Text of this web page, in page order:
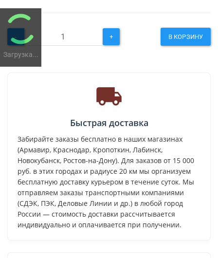
Загрузка...
- + В КОРЗИНУ
Быстрая доставка
Забирайте заказы бесплатно в наших магазинах
(Армавир, Краснодар, Кропоткин, Лабинск,
Новокубанск, Ростов-на-Дону). Для заказов от 15 000
руб. в этих городах и радиусе 20 км мы организуем
бесплатную доставку курьером в течение суток. Мы
отправляем заказы транспортными компаниями
(СДЭК, ПЭК, Деловые Линии и др.) в любой город
России — стоимость доставки рассчитывается
индивидуально и оплачивается при получении.